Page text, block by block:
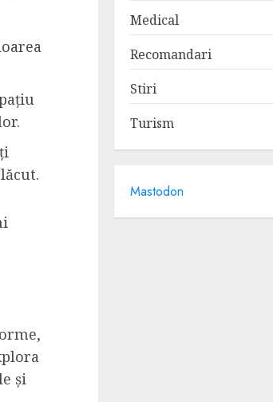
și
Medical
Recomandari
Stiri
Turism
Mastodon